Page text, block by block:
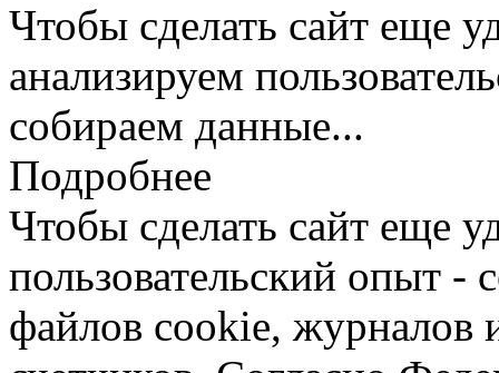
Чтобы сделать сайт еще
анализируем
собираем данные...
Подробнее
Чтобы сделать сайт еще
пользовательский опыт
файлов cookie, журналов